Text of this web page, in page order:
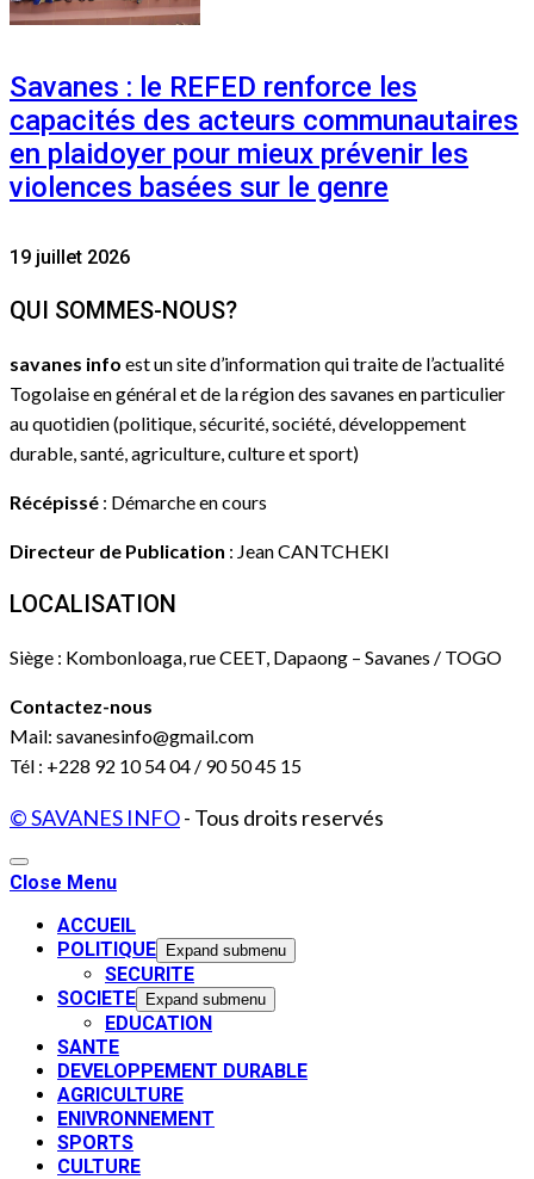
Savanes : le REFED renforce les
capacités des acteurs communautaires
en plaidoyer pour mieux prévenir les
violences basées sur le genre
19 juillet 2026
QUI SOMMES-NOUS?
savanes info est un site d’information qui traite de l’actualité
Togolaise en général et de la région des savanes en particulier
au quotidien (politique, sécurité, société, développement
durable, santé, agriculture, culture et sport)
Récépissé : Démarche en cours
Directeur de Publication : Jean CANTCHEKI
LOCALISATION
Siège : Kombonloaga, rue CEET, Dapaong – Savanes / TOGO
Contactez-nous
Mail: savanesinfo@gmail.com
Tél : +228 92 10 54 04 / 90 50 45 15
© SAVANES INFO- Tous droits reservés
Close Menu
ACCUEIL
POLITIQUE
Expand submenu
SECURITE
SOCIETE
Expand submenu
EDUCATION
SANTE
DEVELOPPEMENT DURABLE
AGRICULTURE
ENIVRONNEMENT
SPORTS
CULTURE